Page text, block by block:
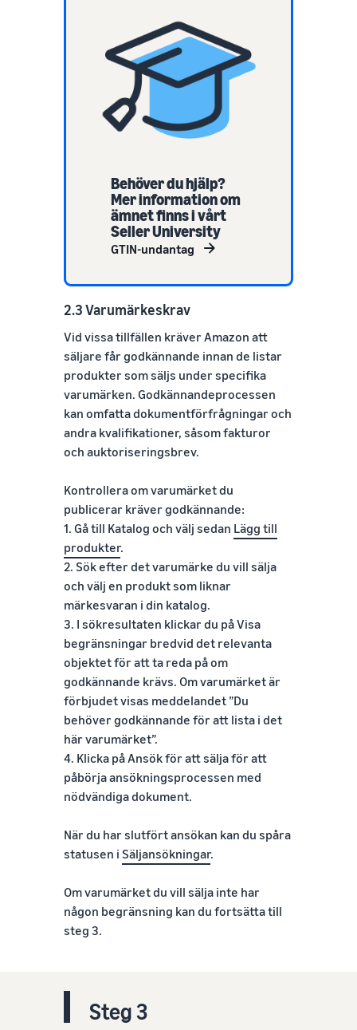
Behöver du hjälp?
Mer information om
ämnet finns i vårt
Seller University
GTIN-undantag
2.3 Varumärkeskrav
Vid vissa tillfällen kräver Amazon att
säljare får godkännande innan de listar
produkter som säljs under specifika
varumärken. Godkännandeprocessen
kan omfatta dokumentförfrågningar och
andra kvalifikationer, såsom fakturor
och auktoriseringsbrev.
Kontrollera om varumärket du
publicerar kräver godkännande:
1. Gå till Katalog och välj sedan Lägg till
produkter.
2. Sök efter det varumärke du vill sälja
och välj en produkt som liknar
märkesvaran i din katalog.
3. I sökresultaten klickar du på Visa
begränsningar bredvid det relevanta
objektet för att ta reda på om
godkännande krävs. Om varumärket är
förbjudet visas meddelandet ”Du
behöver godkännande för att lista i det
här varumärket”.
4. Klicka på Ansök för att sälja för att
påbörja ansökningsprocessen med
nödvändiga dokument.
När du har slutfört ansökan kan du spåra
statusen i Säljansökningar.
Om varumärket du vill sälja inte har
någon begränsning kan du fortsätta till
steg 3.
Steg 3